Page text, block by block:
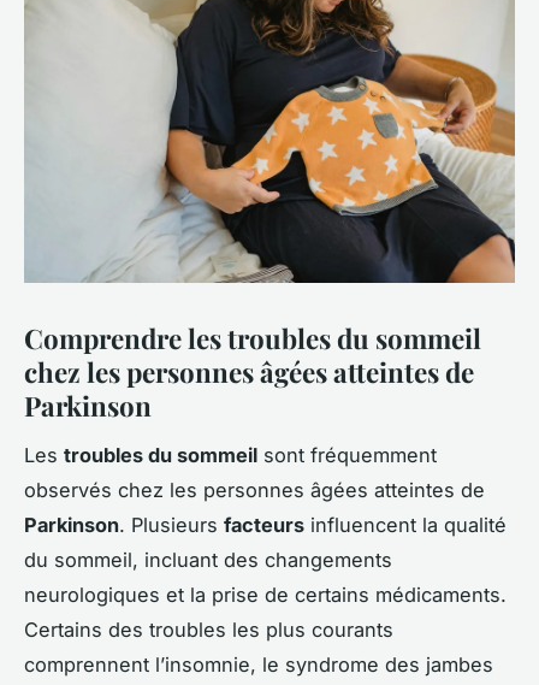
Comprendre les troubles du sommeil
chez les personnes âgées atteintes de
Parkinson
Les troubles du sommeil sont fréquemment
observés chez les personnes âgées atteintes de
Parkinson. Plusieurs facteurs influencent la qualité
du sommeil, incluant des changements
neurologiques et la prise de certains médicaments.
Certains des troubles les plus courants
comprennent l’insomnie, le syndrome des jambes